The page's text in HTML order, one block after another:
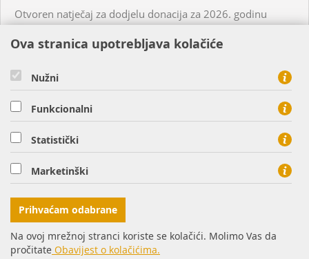
Otvoren natječaj za dodjelu donacija za 2026. godinu
KUPCI
CIJENE PLINA I USLUGA
HEP PLIN d.o.o. - član HEP grupe, Cara Hadrijana 7, 31000
Osijek
tel: 0800 8813, fax: 031 207 113
© Copyright 2016. HEP d.d.
Ova stranica upotrebljava kolačiće
Nužni
Funkcionalni
Statistički
Marketinški
Prihvaćam odabrane
Na ovoj mrežnoj stranci koriste se kolačići. Molimo Vas da
pročitate Obavijest o kolačićima.